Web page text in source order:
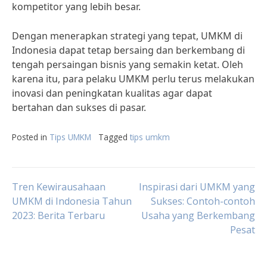
kompetitor yang lebih besar.
Dengan menerapkan strategi yang tepat, UMKM di
Indonesia dapat tetap bersaing dan berkembang di
tengah persaingan bisnis yang semakin ketat. Oleh
karena itu, para pelaku UMKM perlu terus melakukan
inovasi dan peningkatan kualitas agar dapat
bertahan dan sukses di pasar.
Posted in Tips UMKM Tagged tips umkm
Post
navigation
Tren Kewirausahaan
UMKM di Indonesia Tahun
2023: Berita Terbaru
Inspirasi dari UMKM yang
Sukses: Contoh-contoh
Usaha yang Berkembang
Pesat